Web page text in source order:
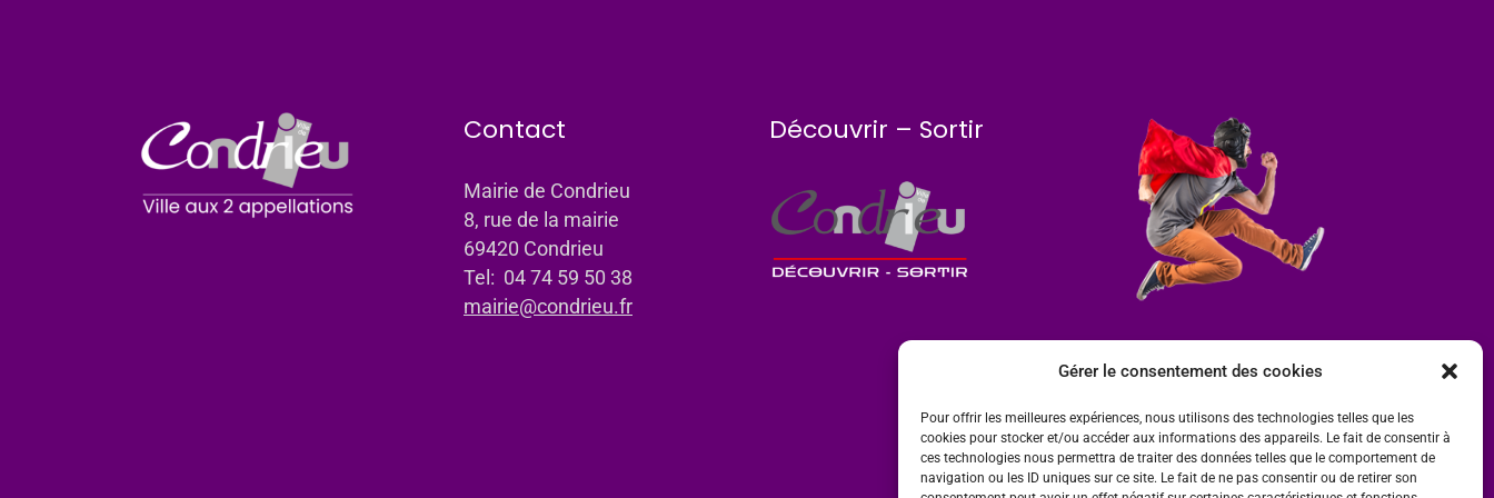
Gérer le consentement des cookies
Pour offrir les meilleures expériences, nous utilisons des technologies telles que les
cookies pour stocker et/ou accéder aux informations des appareils. Le fait de consentir à
ces technologies nous permettra de traiter des données telles que le comportement de
navigation ou les ID uniques sur ce site. Le fait de ne pas consentir ou de retirer son
Contact
Mairie de Condrieu
8, rue de la mairie
69420 Condrieu
Tel: 04 74 59 50 38
mairie@condrieu.fr
Découvrir – Sortir